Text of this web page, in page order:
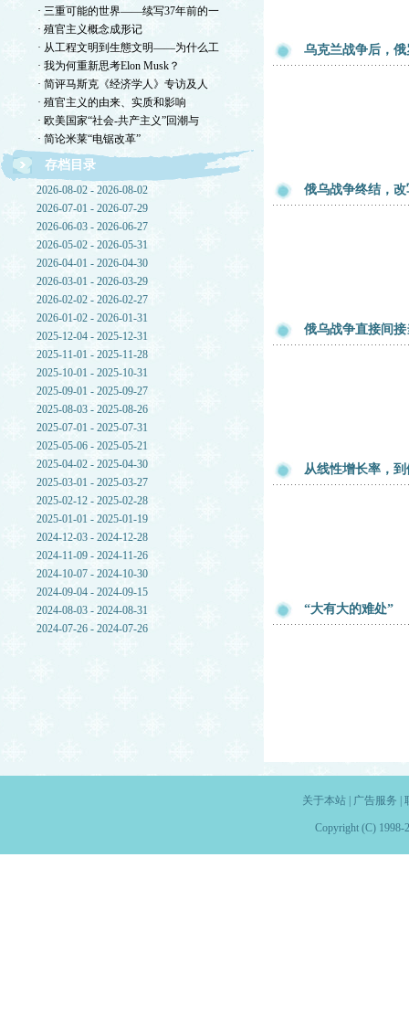
· 三重可能的世界——续写37年前的一
· 殖官主义概念成形记
· 从工程文明到生態文明——为什么工
· 我为何重新思考Elon Musk？
· 简评马斯克《经济学人》专访及人
· 殖官主义的由来、实质和影响
· 欧美国家“社会-共产主义”回潮与
· 简论米莱“电锯改革”
存档目录
2026-08-02 - 2026-08-02
2026-07-01 - 2026-07-29
2026-06-03 - 2026-06-27
2026-05-02 - 2026-05-31
2026-04-01 - 2026-04-30
2026-03-01 - 2026-03-29
2026-02-02 - 2026-02-27
2026-01-02 - 2026-01-31
2025-12-04 - 2025-12-31
2025-11-01 - 2025-11-28
2025-10-01 - 2025-10-31
2025-09-01 - 2025-09-27
2025-08-03 - 2025-08-26
2025-07-01 - 2025-07-31
2025-05-06 - 2025-05-21
2025-04-02 - 2025-04-30
2025-03-01 - 2025-03-27
2025-02-12 - 2025-02-28
2025-01-01 - 2025-01-19
2024-12-03 - 2024-12-28
2024-11-09 - 2024-11-26
2024-10-07 - 2024-10-30
2024-09-04 - 2024-09-15
2024-08-03 - 2024-08-31
2024-07-26 - 2024-07-26
乌克兰战争后，
俄乌战争终结，
俄乌战争直接间
从线性增长率，
“大有大的难处”
关于本站| 广告服务
Copyright (C) 1998-